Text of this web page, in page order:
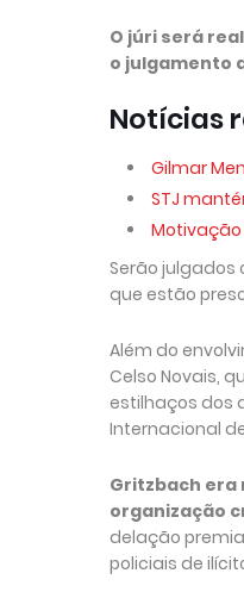
O júri será
o julgamento
Notícias
Gilmar
STJ
Motivação
Serão julgados
que estão
Além do
Celso Novais,
estilhaços dos
Internacional
Gritzbach era
organização
delação
policiais de